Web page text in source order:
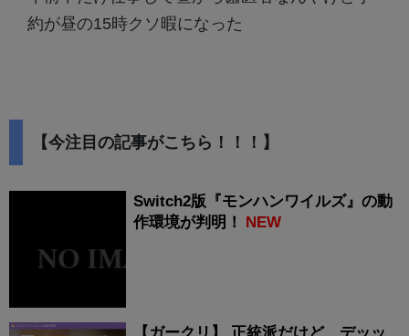
約が昼の15時クソ暇になった
【今注目の記事がこちら！！！】
Switch2版『モンハンワイルズ』の動
作環境が判明！
NEW